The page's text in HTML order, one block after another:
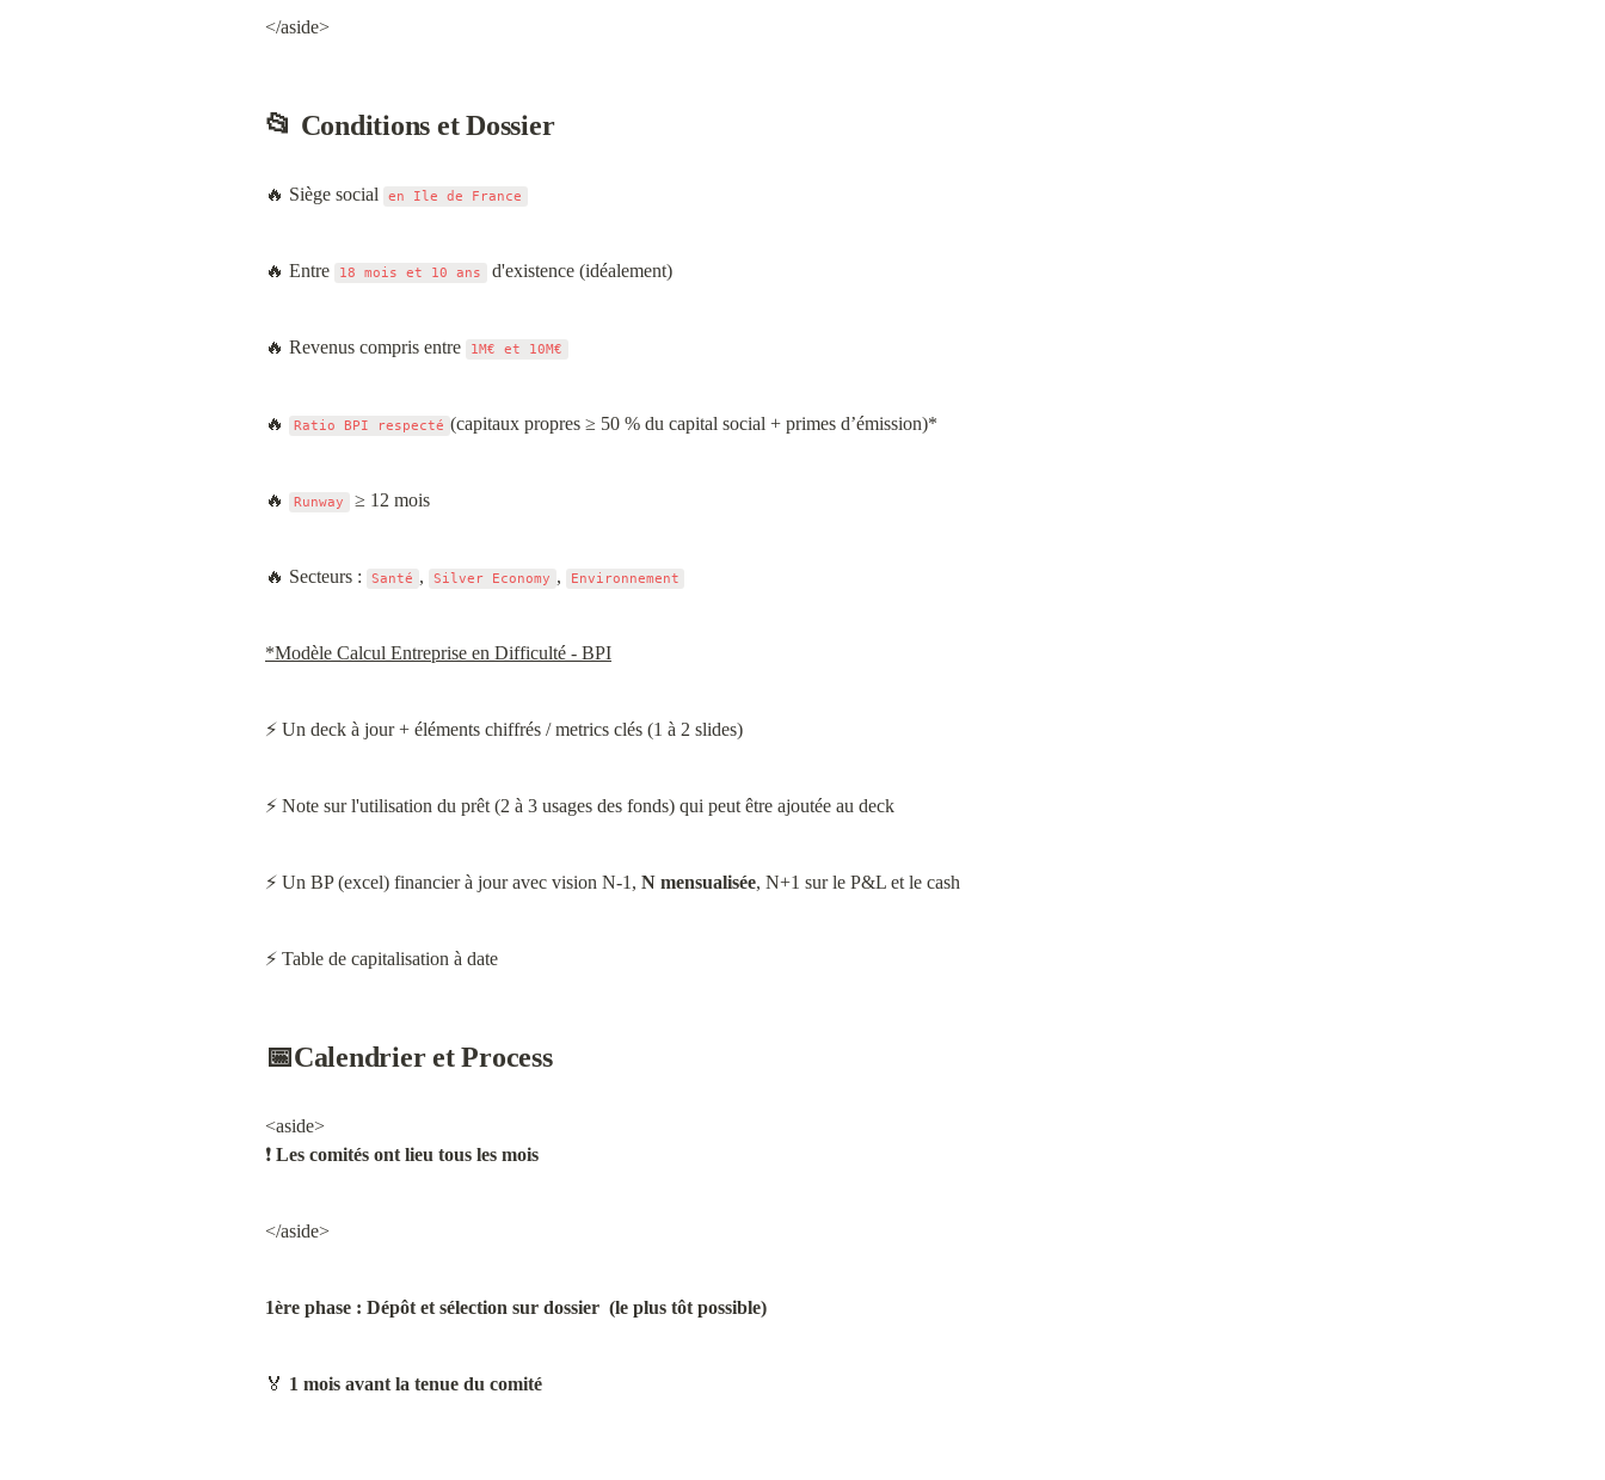
</aside>
📂 Conditions et Dossier
🔥 Siège social en Ile de France
🔥 Entre 18 mois et 10 ans d'existence (idéalement)
🔥 Revenus compris entre 1M€ et 10M€
🔥 Ratio BPI respecté (capitaux propres ≥ 50 % du capital social + primes d’émission)*
🔥 Runway ≥ 12 mois
🔥 Secteurs : Santé , Silver Economy , Environnement
*Modèle Calcul Entreprise en Difficulté - BPI
⚡ Un deck à jour + éléments chiffrés / metrics clés (1 à 2 slides)
⚡ Note sur l'utilisation du prêt (2 à 3 usages des fonds) qui peut être ajoutée au deck
⚡ Un BP (excel) financier à jour avec vision N-1, N mensualisée, N+1 sur le P&L et le cash
⚡ Table de capitalisation à date
📅Calendrier et Process
<aside>
❗ Les comités ont lieu tous les mois
</aside>
1ère phase : Dépôt et sélection sur dossier  (le plus tôt possible)
🏅 1 mois avant la tenue du comité